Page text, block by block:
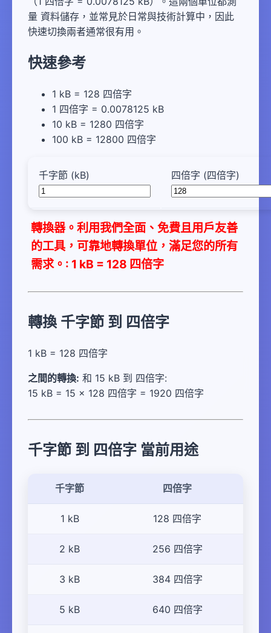
量 資料儲存，並常見於日常與技術計算中，因此
快速切換兩者通常很有用。
快速參考
1 kB = 128 四倍字
1 四倍字 = 0.0078125 kB
10 kB = 1280 四倍字
100 kB = 12800 四倍字
千字節 (kB) 四倍字 (四倍字)
轉換器。利用我們全面、免費且用戶友善
的工具，可靠地轉換單位，滿足您的所有
需求。: 1 kB = 128 四倍字
轉換 千字節 到 四倍字
1 kB = 128 四倍字
之間的轉換: 和 15 kB 到 四倍字:
15 kB = 15 × 128 四倍字 = 1920 四倍字
千字節 到 四倍字 當前用途
千字節 四倍字
1 kB 128 四倍字
2 kB 256 四倍字
3 kB 384 四倍字
5 kB 640 四倍字